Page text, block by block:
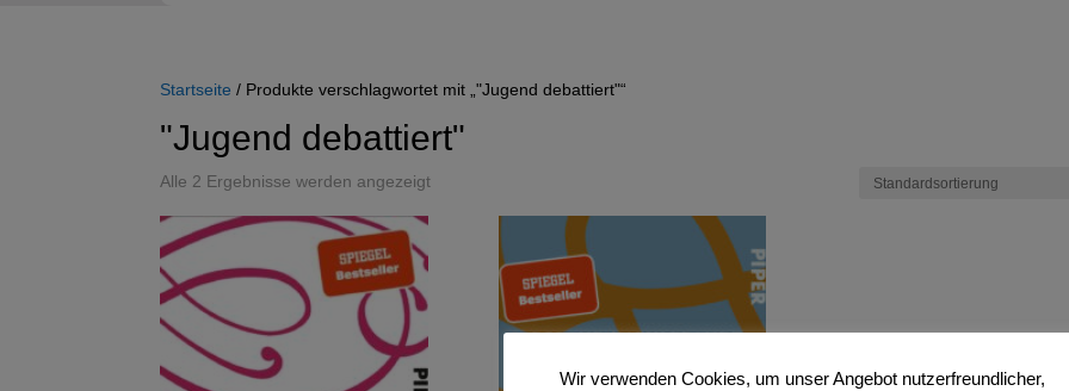
Startseite / Produkte verschlagwortet mit „"Jugend debattiert"“
"Jugend debattiert"
Alle 2 Ergebnisse werden angezeigt
Wir verwenden Cookies, um unser Angebot nutzerfreundlicher,